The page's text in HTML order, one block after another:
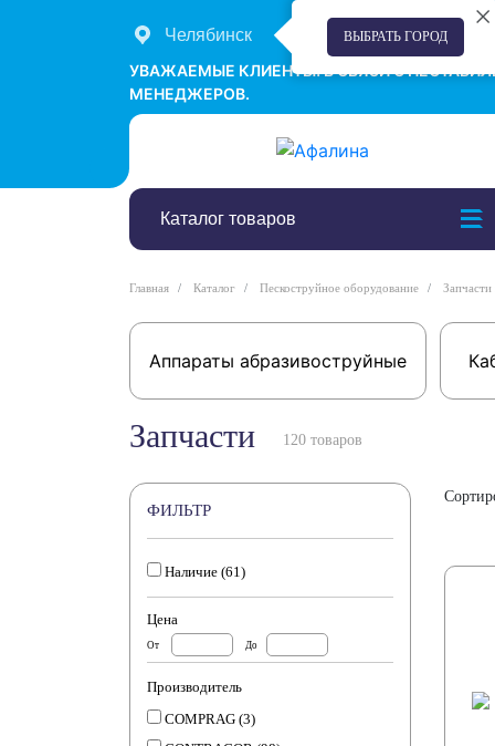
Челябинск ВЫБРАТЬ ГОРОД
+7 (351) 242-00-58
УВАЖАЕМЫЕ КЛИЕНТЫ! В СВЯЗИ С
МЕНЕДЖЕРОВ.
Каталог товаров
Главная Каталог Пескоструйное оборудование
Аппараты абразивоструйные
Запчасти 120 товаров
ФИЛЬТР
Наличие (61 )
Цена
От До
Производитель
COMPRAG (3)